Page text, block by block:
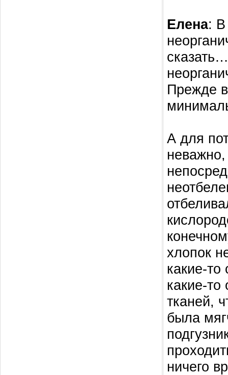
Елена: В
Прежде
А для
хлопок
какие-то
какие-
тканей,
была
ничего